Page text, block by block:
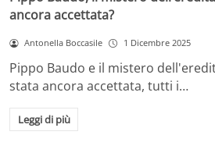
ancora accettata?
Antonella Boccasile 1 Dicembre 2025
Pippo Baudo e il mistero
stata ancora accettata, tutti i…
Leggi di più